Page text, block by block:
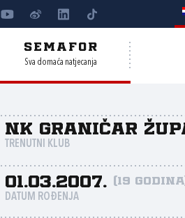
SEMAFOR
Sva domaća natjecanja
NK Graničar
TRENUTNI KLUB
01.03.2007. (19 godina)
DATUM ROĐENJA